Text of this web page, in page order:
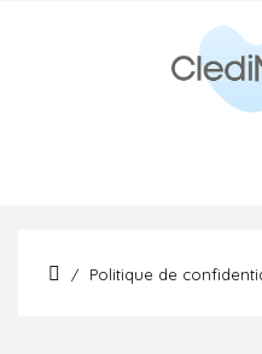
Politique de